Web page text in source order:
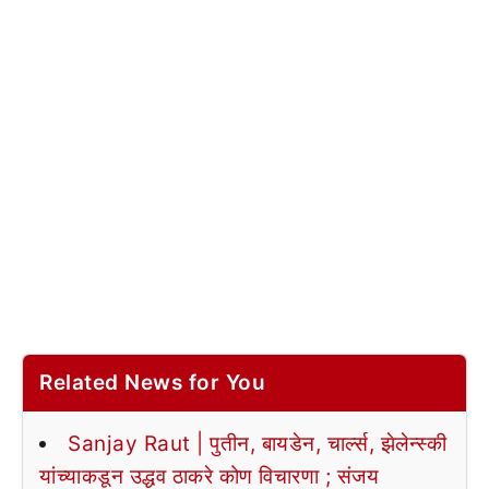
Related News for You
Sanjay Raut | पुतीन, बायडेन, चार्ल्स, झेलेन्स्की
यांच्याकडून उद्धव ठाकरे कोण विचारणा ; संजय